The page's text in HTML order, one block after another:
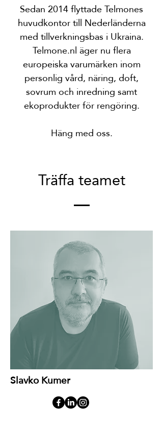
Sedan 2014 flyttade Telmones
huvudkontor till Nederländerna
med tillverkningsbas i Ukraina.
Telmone.nl äger nu flera
europeiska varumärken inom
personlig vård, näring, doft,
sovrum och inredning samt
ekoprodukter för rengöring.
Häng med oss.
Träffa teamet
Slavko Kumer